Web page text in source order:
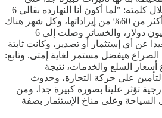
الدولة المصرية. وأضاف خلال كلمته: "لما أكون أنا النهارده بقالي 6
شهور قناة السويس بتفقد أكثر من 60% من إيراداتها، وكل شهر هناك
خسائر من 550 إلى 600 مليون دولار، والخسائر وصلت إلى 6
عن أي إستثمار أو تصدير، وكانت ثابتة
هيفضل مستمر لغاية إمتى. وتابع:
السلع والخدمات، نتيجة
على حركة التجارة، وحدوث
تؤثر علينا بصورة كبيرة جدا، ومن
السياحة وعلى مناخ الإستثمار بصفة